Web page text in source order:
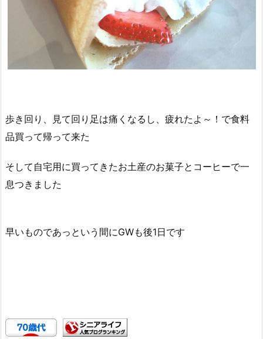
歩き回り、見て回り足は痛くなるし、疲れたよ～！で食料
品買って帰って来た
そして自宅用に買ってきたお土産のお菓子とコーヒーで一
息つきました
早いものであっという間にGWも後1日です